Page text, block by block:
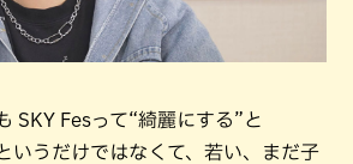
SKY Fesって“綺麗にする”と
いうだけではなくて、若い、まだ子